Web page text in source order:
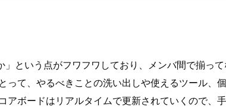
という点がフワフワしており、メンバ間で揃っ
て、やるべきことの洗い出しや使えるツール、
ボードはリアルタイムで更新されていくので、